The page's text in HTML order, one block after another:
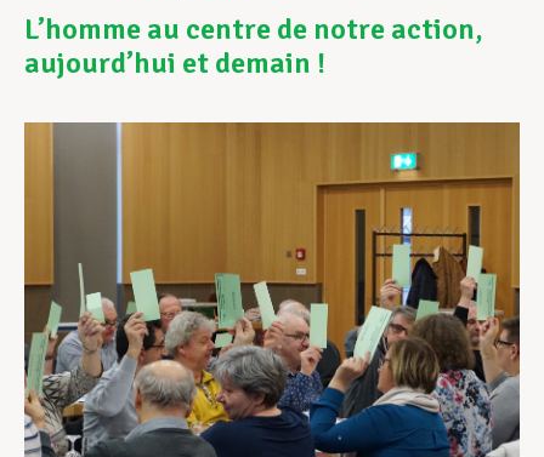
Vos droits
Développement professionnel
Devenir Membre
Actualités
L’homme au centre de notre action,
aujourd’hui et demain !